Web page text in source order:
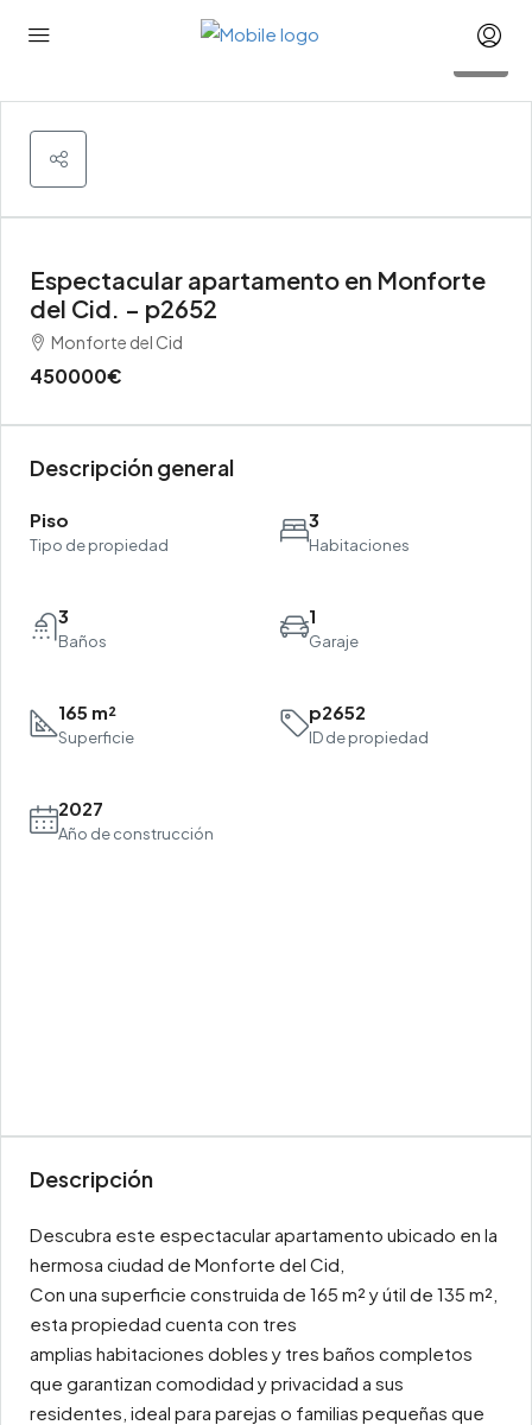
Espectacular apartamento en Monforte
del Cid. – p2652
Monforte del Cid
450000€
Descripción general
Piso
Tipo de propiedad
3
Habitaciones
3
Baños
1
Garaje
165 m²
Superficie
p2652
ID de propiedad
2027
Año de construcción
Descripción
Descubra este espectacular apartamento ubicado en la
hermosa ciudad de Monforte del Cid,
Con una superficie construida de 165 m² y útil de 135 m²,
esta propiedad cuenta con tres
amplias habitaciones dobles y tres baños completos
que garantizan comodidad y privacidad a sus
residentes, ideal para parejas o familias pequeñas que